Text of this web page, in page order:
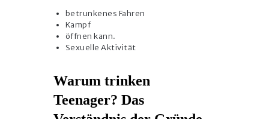
betrunkenes Fahren
Kampf
öffnen kann.
Sexuelle Aktivität
Warum trinken
Teenager? Das